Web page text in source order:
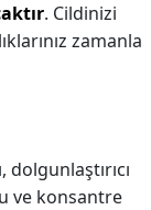
. Cildinizi
zamanla
dolgunlaştırıcı
ve konsantre